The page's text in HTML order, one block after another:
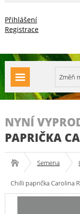
Přihlášení
Registrace
NYNÍ
PAPRIČKA
Semena
Chilli paprička Carolina